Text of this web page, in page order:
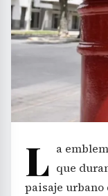
L a
que
paisaje